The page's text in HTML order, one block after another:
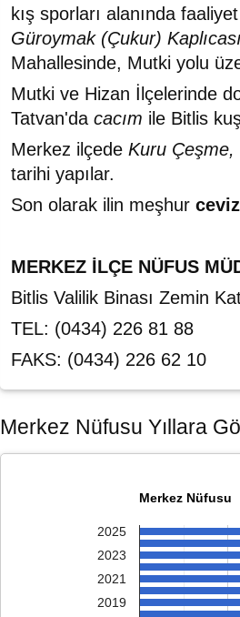
kış sporları alanında
Güroymak (Çukur)
Mahallesinde, Mutki yolu
Mutki ve Hizan İlçelerinde
Tatvan'da cacım ile Bitlis
Merkez ilçede Kuru Çeşme,
tarihi yapılar.
Son olarak ilin meşhur
MERKEZ İLÇE NÜFUS
Bitlis Valilik Binası Zemin
TEL: (0434) 226 81 88
FAKS: (0434) 226 62 10
Merkez Nüfusu Yıllara
Merkez Nüfusu
2025
2023
2021
2019